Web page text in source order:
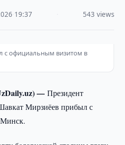
19:37 543 views
с официальным визитом в
—Президент
Мирзиёев прибыл с